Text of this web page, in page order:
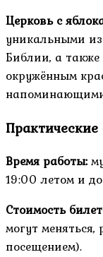
Церковь с
уникальными
Библии, а
окружённым
Время работы:
19:00 летом и
Стоимость
могут меняться,
посещением).